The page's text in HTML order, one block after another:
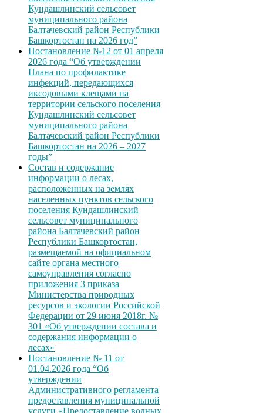
Кундашлинский сельсовет
муниципального района
Балтачевский район Республики
Башкортостан на 2026 год”
Постановление №12 от 01 апреля
2026 года “Об утверждении
Плана по профилактике
инфекций, передающихся
иксодовыми клещами на
территории сельского поселения
Кундашлинский сельсовет
муниципального района
Балтачевский район Республики
Башкортостан на 2026 – 2027
годы”
Состав и содержание
информации о лесах,
расположенных на землях
населенных пунктов сельского
поселения Кундашлинский
сельсовет муниципального
района Балтачевский район
Республики Башкортостан,
размещаемой на официальном
сайте органа местного
самоуправления согласно
приложения 3 приказа
Министерства природных
ресурсов и экологии Российской
Федерации от 29 июня 2018г. №
301 «Об утверждении состава и
содержания информации о
лесах»
Постановление № 11 от
01.04.2026 года “Об
утверждении
Административного регламента
предоставления муниципальной